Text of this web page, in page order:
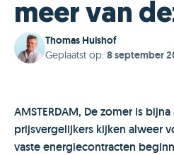
meer van
Thomas Hulshof
Geplaatst op: 8 september
AMSTERDAM, De zomer is
prijsvergelijkers kijken alweer
vaste energiecontracten